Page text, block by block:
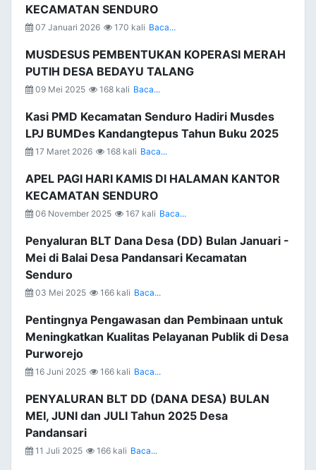
KECAMATAN SENDURO
07 Januari 2026 170 kali Baca...
MUSDESUS PEMBENTUKAN KOPERASI MERAH
PUTIH DESA BEDAYU TALANG
09 Mei 2025 168 kali Baca...
Kasi PMD Kecamatan Senduro Hadiri Musdes
LPJ BUMDes Kandangtepus Tahun Buku 2025
17 Maret 2026 168 kali Baca...
APEL PAGI HARI KAMIS DI HALAMAN KANTOR
KECAMATAN SENDURO
06 November 2025 167 kali Baca...
Penyaluran BLT Dana Desa (DD) Bulan Januari -
Mei di Balai Desa Pandansari Kecamatan
Senduro
03 Mei 2025 166 kali Baca...
Pentingnya Pengawasan dan Pembinaan untuk
Meningkatkan Kualitas Pelayanan Publik di Desa
Purworejo
16 Juni 2025 166 kali Baca...
PENYALURAN BLT DD (DANA DESA) BULAN
MEI, JUNI dan JULI Tahun 2025 Desa
Pandansari
11 Juli 2025 166 kali Baca...